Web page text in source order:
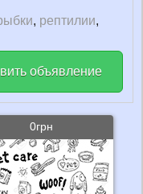
, рептилии,
объявление
0грн